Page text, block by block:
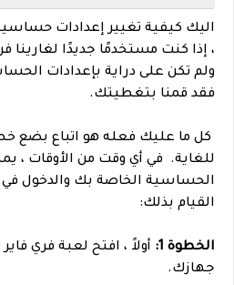
اليك
ولم تكن على دراية بإعدادات
فقد قمنا بتغطيتك.
كل ما عليك فعله هو اتباع
للغاية.
في أي وقت من الأوقات ،
الحساسية الخاصة بك والدخول
القيام بذلك:
الخطوة 1:
جهازك.